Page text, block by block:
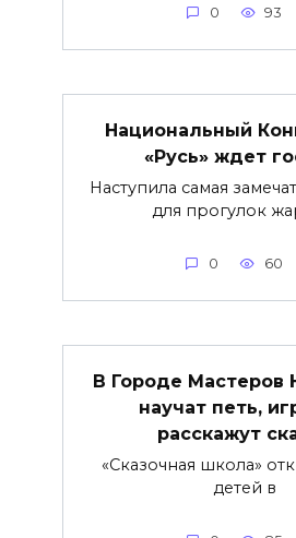
0 93
Национальный
«Русь» ждет
Наступила самая
для прогулок
0 60
В Городе Мастеров
научат петь,
расскажут
«Сказочная школа»
детей в